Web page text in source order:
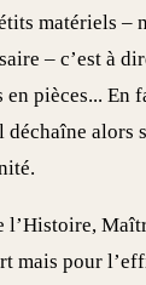
matériels –
– c’est à
pièces... En
alors
l’Histoire,
mais pour